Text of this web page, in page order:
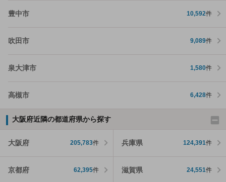
豊中市 10,592件
吹田市 9,089件
泉大津市 1,580件
高槻市 6,428件
大阪府近隣の都道府県から探す
大阪府 205,783件 兵庫県 124,391件
京都府 62,395件 滋賀県 24,551件